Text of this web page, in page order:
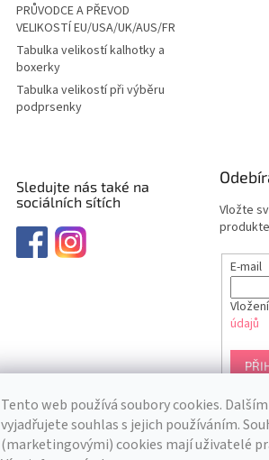
Tento web používá soubory cookies.
vyjadřujete souhlas s jejich používáním. S
(marketingovými) cookies mají uživatelé
PRŮVODCE A PŘEVOD
VELIKOSTÍ EU/USA/UK/AUS/FR
Tabulka velikostí kalhotky a
boxerky
Tabulka velikostí při výběru
podprsenky
Sledujte nás také na
sociálních sítích
Vložte
E-mail
údajů